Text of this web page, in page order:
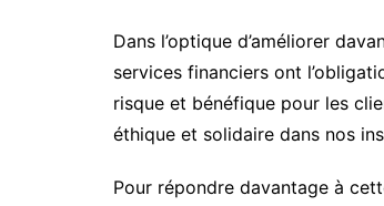
Dans l’optique d’améliorer
services financiers ont
risque et bénéfique pour les
éthique et solidaire dans nos
Pour répondre davantage à